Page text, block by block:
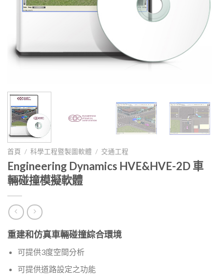
首頁 / 科學工程暨製圖軟體 / 交通工程
Engineering Dynamics HVE&HVE-2D 車
輛碰撞模擬軟體
重建和仿真車輛碰撞綜合環境
可提供3度空間分析
可提供道路設定之功能